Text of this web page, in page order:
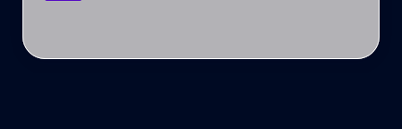
Ler